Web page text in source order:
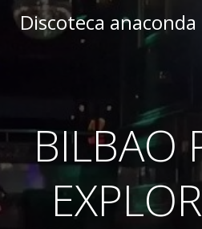
to
Discoteca anaconda
BILBAO